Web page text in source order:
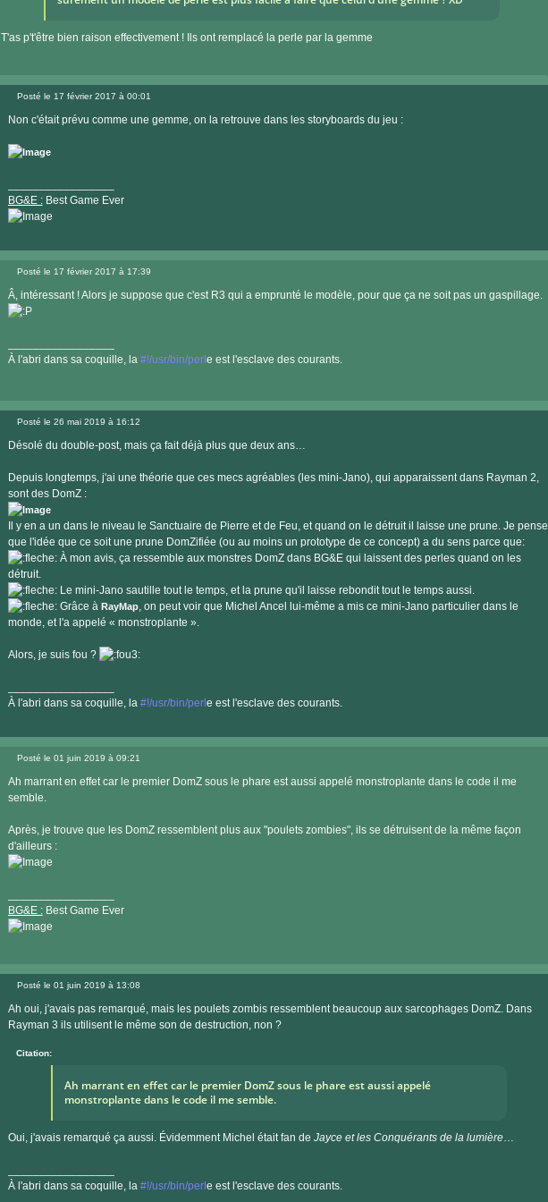
T'as p't'être bien raison effectivement ! Ils ont remplacé la perle par la gemme
Posté le 17 février 2017 à 00:01
Non c'était prévu comme une gemme, on la retrouve dans les storyboards du jeu :
BG&E :Best Game Ever
Visiter
site
Posté le 17 février 2017 à 17:39
Â, intéressant ! Alors je suppose que c'est R3 qui a emprunté le modèle, pour que ça ne soit pas un gaspillage.
À l'abri dans sa coquille, la #!/usr/bin/perl e est l'esclave des courants.
le
site
Posté le 26 mai 2019 à 16:12
Désolé du double-post, mais ça fait déjà plus que deux ans…
Depuis longtemps, j'ai une théorie que ces mecs agréables (les mini-Jano), qui apparaissent dans Rayman 2,
sont des DomZ :
Il y en a un dans le niveau le Sanctuaire de Pierre et de Feu, et quand on le détruit il laisse une prune. Je pense
que l'idée que ce soit une prune DomZifiée (ou au moins un prototype de ce concept) a du sens parce que:
À mon avis, ça ressemble aux monstres DomZ dans BG&E qui laissent des perles quand on les
détruit.
Le mini-Jano sautille tout le temps, et la prune qu'il laisse rebondit tout le temps aussi.
Grâce à RayMap, on peut voir que Michel Ancel lui-même a mis ce mini-Jano particulier dans le
monde, et l'a appelé « monstroplante ».
Alors, je suis fou ?
À l'abri dans sa coquille, la #!/usr/bin/perl e est l'esclave des courants.
Visiter
site
Posté le 01 juin 2019 à 09:21
Ah marrant en effet car le premier DomZ sous le phare est aussi appelé monstroplante dans le code il me
semble.
Après, je trouve que les DomZ ressemblent plus aux "poulets zombies", ils se détruisent de la même façon
d'ailleurs :
BG&E :Best Game Ever
le
site
Posté le 01 juin 2019 à 13:08
Ah oui, j'avais pas remarqué, mais les poulets zombis ressemblent beaucoup aux sarcophages DomZ. Dans
Rayman 3 ils utilisent le même son de destruction, non ?
Citation:
Ah marrant en effet car le premier DomZ sous le phare est aussi appelé
monstroplante dans le code il me semble.
Oui, j'avais remarqué ça aussi. Évidemment Michel était fan de Jayce et les Conquérants de la lumière…
À l'abri dans sa coquille, la #!/usr/bin/perl e est l'esclave des courants.